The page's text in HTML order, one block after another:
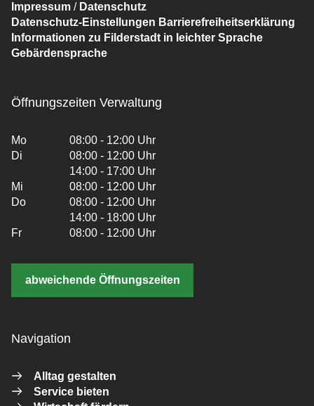
Impressum / Datenschutz
Datenschutz-Einstellungen Barrierefreiheitserklärung
Informationen zu Filderstadt in leichter Sprache
Gebärdensprache
Öffnungszeiten Verwaltung
Mo
08:00 - 12:00 Uhr
Di
08:00 - 12:00 Uhr
14:00 - 17:00 Uhr
Mi
08:00 - 12:00 Uhr
Do
08:00 - 12:00 Uhr
14:00 - 18:00 Uhr
Fr
08:00 - 12:00 Uhr
abweichende Öffnungszeiten
Navigation
Alltag gestalten
Service bieten